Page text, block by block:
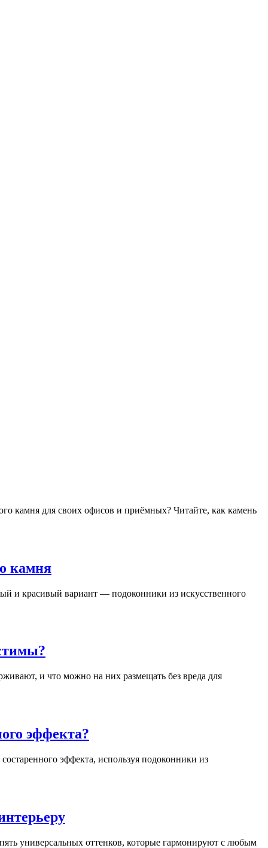
камня для своих офисов и приёмных? Читайте, как камень
камня
и красивый вариант — подоконники из искусственного
и что можно на них размещать без вреда для
эффекта?
эффекта, используя подоконники из
универсальных оттенков, которые гармонируют с любым